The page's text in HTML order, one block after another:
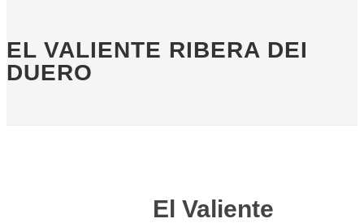
EL VALIENTE RIBERA DEI
DUERO
El Valiente